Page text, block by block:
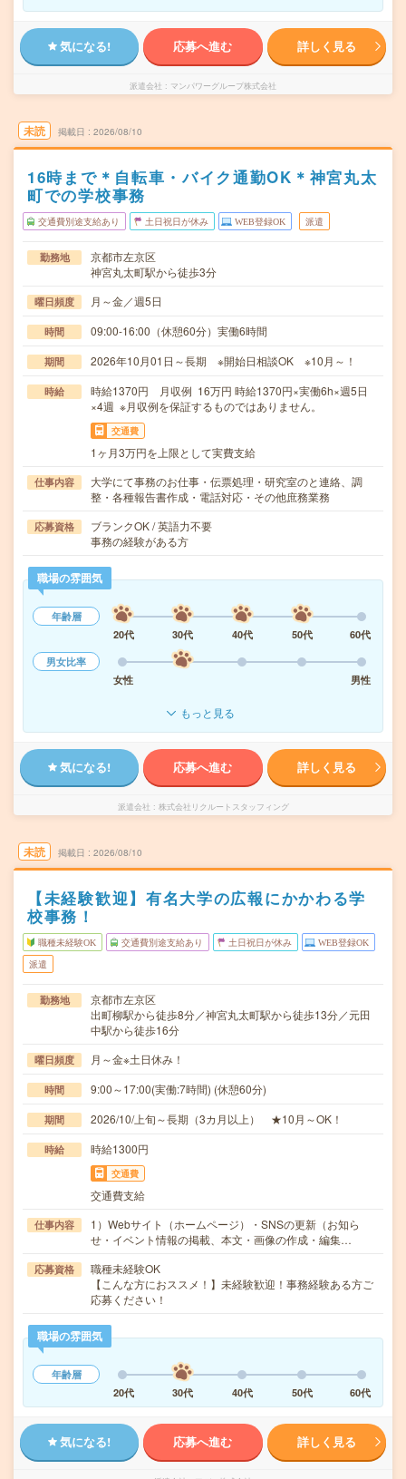
気になる! 応募へ進む 詳しく見る
派遣会社 マンパワーグループ株式会社
未読 掲載日 2026/08/10
16時まで＊自転車・バイク通勤OK＊神宮丸太
町での学校事務
交通費別途支給あり 土日祝日が休み WEB登録OK 派遣
勤務地
京都市左京区
神宮丸太町駅から徒歩3分
曜日頻度 月～金／週5日
時間 09:00-16:00（休憩60分）実働6時間
期間 2026年10月01日～長期 ※開始日相談OK ※10月～！
時給
時給1370円 月収例 16万円 時給1370円×実働6h×週5日
×4週 ※月収例を保証するものではありません。
交通費
1ヶ月3万円を上限として実費支給
仕事内容
大学にて事務のお仕事・伝票処理・研究室のと連絡、調
整・各種報告書作成・電話対応・その他庶務業務
応募資格
ブランクOK / 英語力不要
事務の経験がある方
職場の雰囲気
年齢層
20代
30代 40代 50代
60代
男女比率
女性
男性
もっと見る
気になる! 応募へ進む 詳しく見る
派遣会社 株式会社リクルートスタッフィング
未読 掲載日 2026/08/10
【未経験歓迎】有名大学の広報にかかわる学
校事務！
職種未経験OK 交通費別途支給あり 土日祝日が休み WEB登録OK
派遣
勤務地
京都市左京区
出町柳駅から徒歩8分／神宮丸太町駅から徒歩13分／元田
中駅から徒歩16分
曜日頻度 月～金※土日休み！
時間 9:00～17:00(実働:7時間) (休憩60分)
期間 2026/10/上旬～長期（3カ月以上） ★10月～OK！
時給 時給1300円
交通費
交通費支給
仕事内容
1）Webサイト（ホームページ）・SNSの更新（お知ら
せ・イベント情報の掲載、本文・画像の作成・編集…
応募資格
職種未経験OK
【こんな方におススメ！】未経験歓迎！事務経験ある方ご
応募ください！
職場の雰囲気
年齢層
20代
30代 40代 50代 60代
気になる! 応募へ進む 詳しく見る